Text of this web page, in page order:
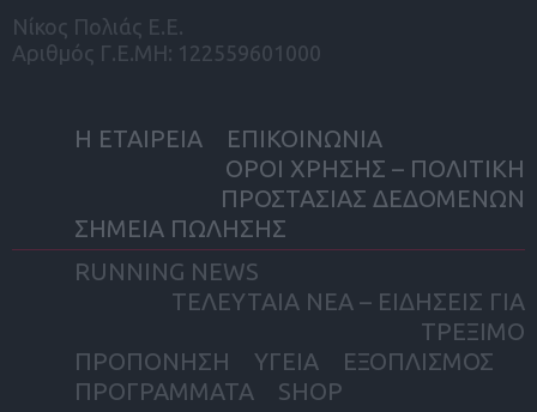
Νίκος Πολιάς Ε.Ε.
Αριθμός Γ.Ε.ΜΗ: 122559601000
Η ΕΤΑΙΡΕΙΑ
ΕΠΙΚΟΙΝΩΝΙΑ
ΟΡΟΙ ΧΡΗΣΗΣ – ΠΟΛΙΤΙΚΗ
ΠΡΟΣΤΑΣΙΑΣ ΔΕΔΟΜΕΝΩΝ
ΣΗΜΕΙΑ ΠΩΛΗΣΗΣ
RUNNING NEWS
ΤΕΛΕΥΤΑΙΑ ΝΕΑ – ΕΙΔΗΣΕΙΣ ΓΙΑ
ΤΡΕΞΙΜΟ
ΠΡΟΠΟΝΗΣΗ
ΥΓΕΙΑ
ΕΞΟΠΛΙΣΜΟΣ
ΠΡΟΓΡΑΜΜΑΤΑ
SHOP